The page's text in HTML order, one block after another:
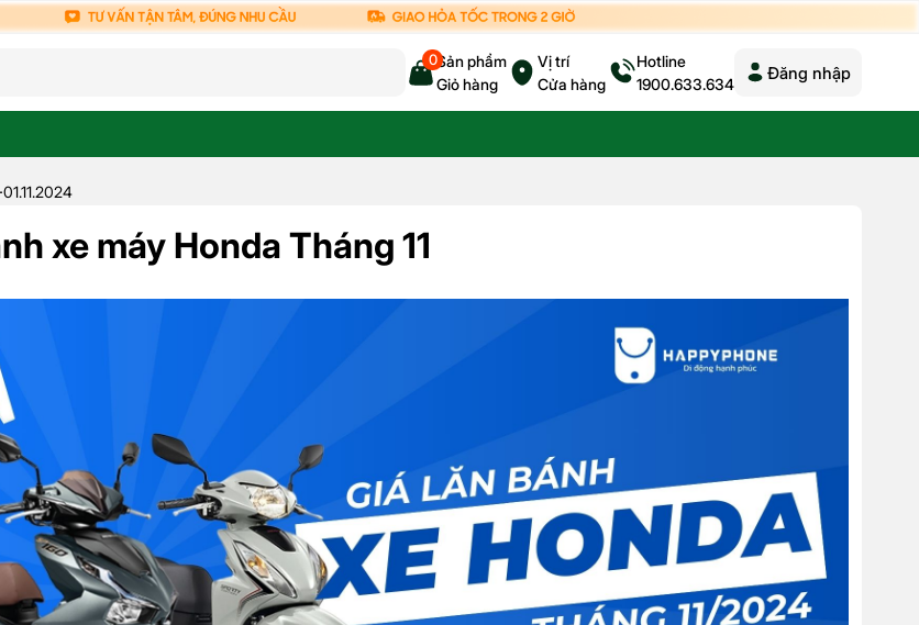
0Sản phẩm
Giỏ hàng
Vị trí
Cửa hàng
Hotline
1900.633.634
Đăng nhập
01.11.2024
xe máy Honda Tháng 11